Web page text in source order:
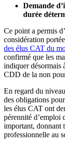
Demande
durée
Ce point a permis
considération
des élus CAT du
confirmé que les
indiquer désormais
CDD de la non
En regard du
des obligations
les élus CAT ont
pérennité d’emploi
important, donnant
professionnelle au